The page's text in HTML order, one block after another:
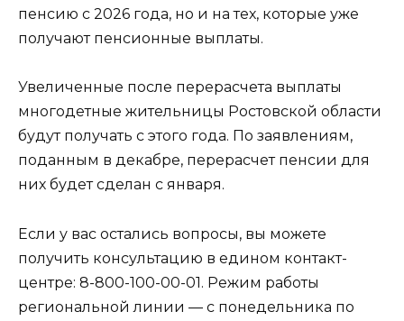
пенсию с 2026 года, но и на тех, которые уже
получают пенсионные выплаты.
Увеличенные после перерасчета выплаты
многодетные жительницы Ростовской области
будут получать с этого года. По заявлениям,
поданным в декабре, перерасчет пенсии для
них будет сделан с января.
Если у вас остались вопросы, вы можете
получить консультацию в едином контакт-
центре: 8-800-100-00-01. Режим работы
региональной линии — с понедельника по